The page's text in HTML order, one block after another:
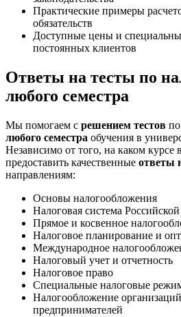
Практические примеры
обязательств
Доступные цены и
постоянных клиентов
Ответы на тесты по
любого семестра
Мы помогаем с решением тестов
любого семестра обучения в
Независимо от того, на каком
предоставить качественные ответы
направлениям:
Основы налогообложения
Налоговая система
Прямое и косвенное
Налоговое планирование и
Международное
Налоговый учет и отчетность
Налоговое право
Специальные налоговые
Налогообложение
предпринимателей